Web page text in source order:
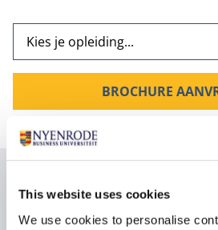
This website uses cookies
We use cookies to personalise
BROCHURE
Maak impact met innovatieve